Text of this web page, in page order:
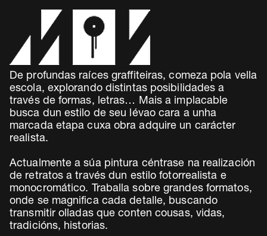
De profundas raíces graffiteiras, comeza pola vella
escola, explorando distintas posibilidades a
través de formas, letras… Mais a implacable
busca dun estilo de seu lévao cara a unha
marcada etapa cuxa obra adquire un carácter
realista.
Actualmente a súa pintura céntrase na realización
de retratos a través dun estilo fotorrealista e
monocromático. Traballa sobre grandes formatos,
onde se magnifica cada detalle, buscando
transmitir olladas que conten cousas, vidas,
tradicións, historias.